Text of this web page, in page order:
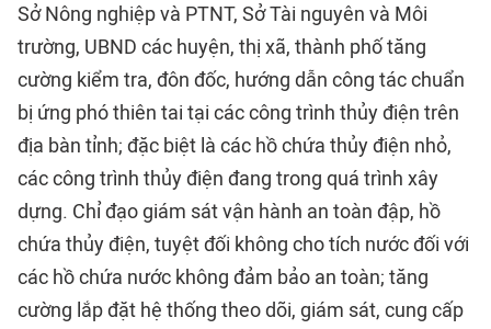
Sở Nông nghiệp và PTNT, Sở Tài nguyên và Môi
trường, UBND các huyện, thị xã, thành phố tăng
cường kiểm tra, đôn đốc, hướng dẫn công tác chuẩn
bị ứng phó thiên tai tại các công trình thủy điện trên
địa bàn tỉnh; đặc biệt là các hồ chứa thủy điện nhỏ,
các công trình thủy điện đang trong quá trình xây
dựng. Chỉ đạo giám sát vận hành an toàn đập, hồ
chứa thủy điện, tuyệt đối không cho tích nước đối với
các hồ chứa nước không đảm bảo an toàn; tăng
cường lắp đặt hệ thống theo dõi, giám sát, cung cấp